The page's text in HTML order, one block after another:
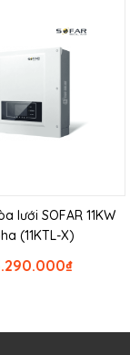
lưới SOFAR 11KW
(11KTL-X)
₫